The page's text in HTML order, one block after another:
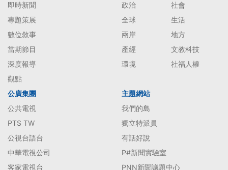
即時新聞
專題策展
數位敘事
當期節目
深度報導
觀點
政治
社會
全球
生活
兩岸
地方
產經
文教科技
環境
社福人權
公廣集團
公共電視
PTS TW
公視台語台
中華電視公司
客家電視台
主題網站
我們的島
獨立特派員
有話好說
P#新聞實驗室
PNN新聞議題中心